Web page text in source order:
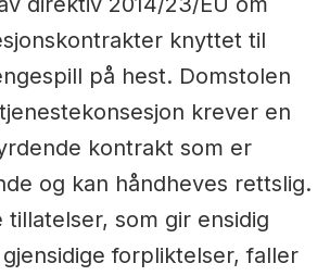
knyttet til
på hest. Domstolen
krever en
kontrakt som er
og kan håndheves rettslig.
tillatelser, som gir ensidig
forpliktelser, faller